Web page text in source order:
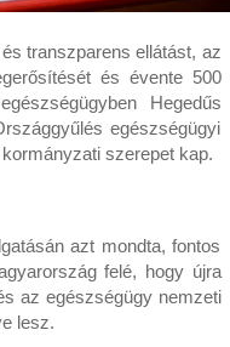
transzparens ellátást, az
és évente 500
Hegedűs
egészségügyi
szerepet kap.
azt mondta, fontos
felé, hogy újra
az egészségügy nemzeti
lesz.